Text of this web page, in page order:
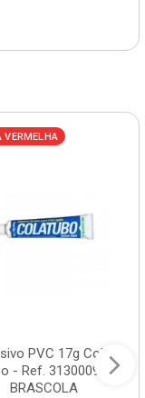
VERMELHA
PVC 17g Cola
- Ref. 3130009 -
BRASCOLA